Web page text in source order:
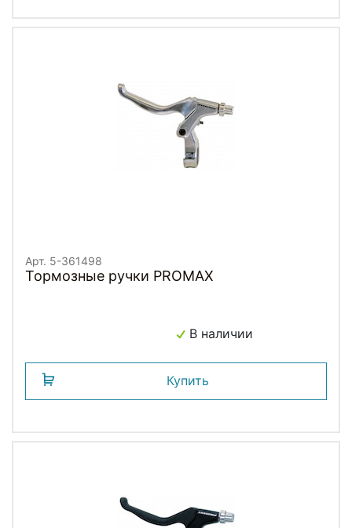
Арт. 5-361498
Тормозные ручки PROMAX
В наличии
Купить